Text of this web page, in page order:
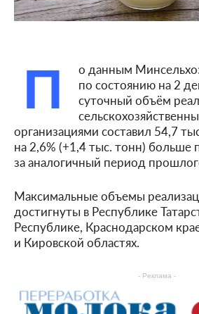
П
о данным
по состоянию на 2
суточный объём
организациями составил 54,7
на 2,6% (+1,4 тыс. тонн) больше
за аналогичный период
Максимальные объемы
достигнуты в Республике
Республике, Краснодарском
и Кировской областях.
- Реклама -